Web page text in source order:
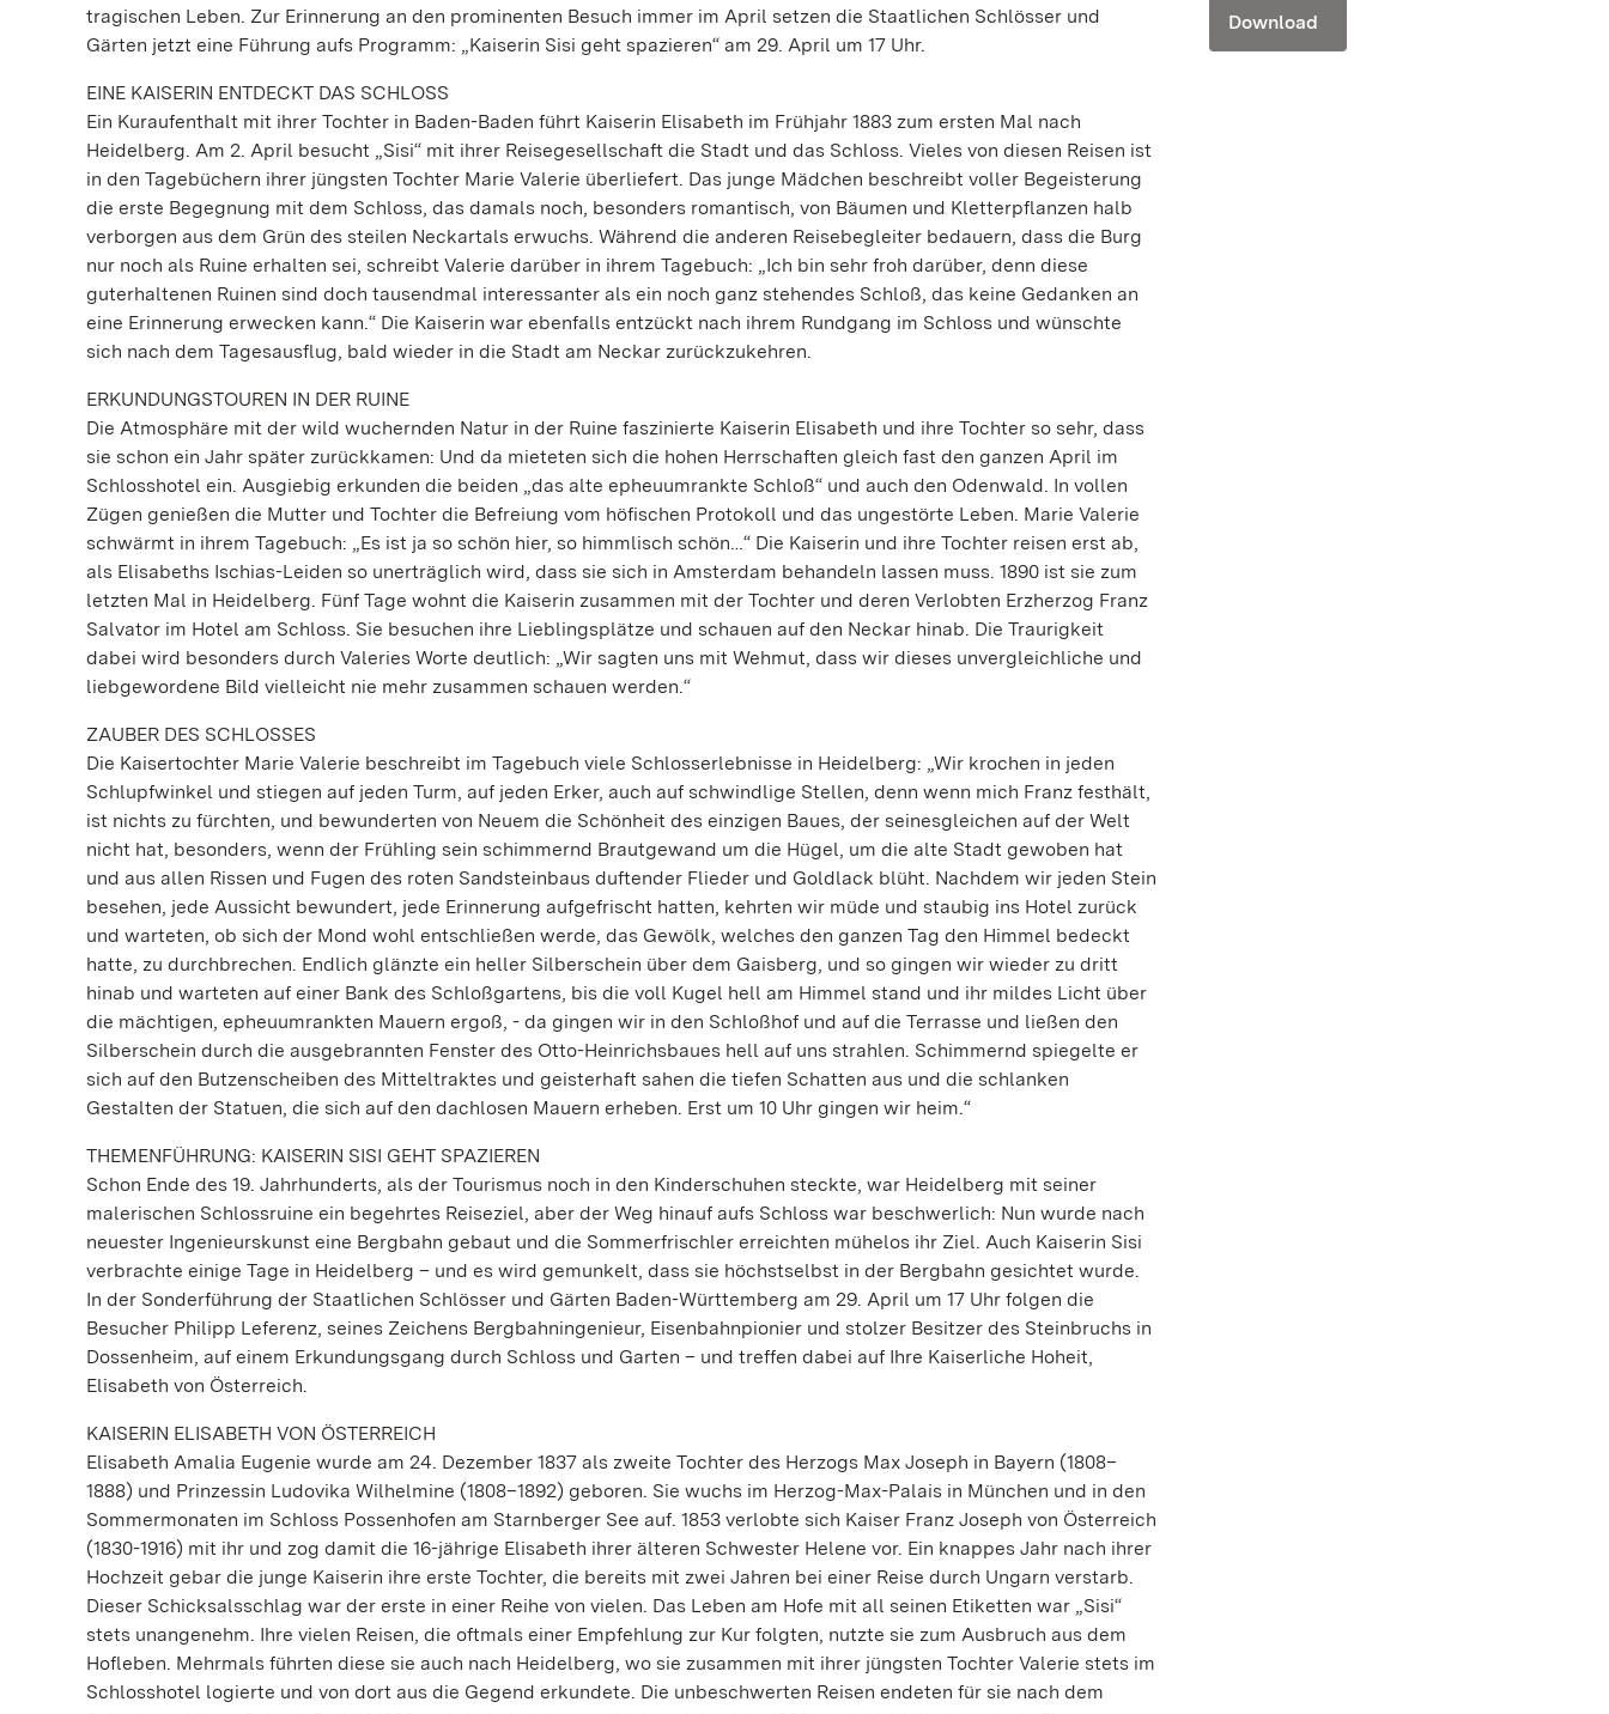
tragischen Leben. Zur Erinnerung an den prominenten Besuch immer im April setzen die Staatlichen Schlösser und
Gärten jetzt eine Führung aufs Programm: „Kaiserin Sisi geht spazieren“ am 29. April um 17 Uhr.
EINE KAISERIN ENTDECKT DAS SCHLOSS
Ein Kuraufenthalt mit ihrer Tochter in Baden-Baden führt Kaiserin Elisabeth im Frühjahr 1883 zum ersten Mal nach
Heidelberg. Am 2. April besucht „Sisi“ mit ihrer Reisegesellschaft die Stadt und das Schloss. Vieles von diesen Reisen ist
in den Tagebüchern ihrer jüngsten Tochter Marie Valerie überliefert. Das junge Mädchen beschreibt voller Begeisterung
die erste Begegnung mit dem Schloss, das damals noch, besonders romantisch, von Bäumen und Kletterpflanzen halb
verborgen aus dem Grün des steilen Neckartals erwuchs. Während die anderen Reisebegleiter bedauern, dass die Burg
nur noch als Ruine erhalten sei, schreibt Valerie darüber in ihrem Tagebuch: „Ich bin sehr froh darüber, denn diese
guterhaltenen Ruinen sind doch tausendmal interessanter als ein noch ganz stehendes Schloß, das keine Gedanken an
eine Erinnerung erwecken kann.“ Die Kaiserin war ebenfalls entzückt nach ihrem Rundgang im Schloss und wünschte
sich nach dem Tagesausflug, bald wieder in die Stadt am Neckar zurückzukehren.
ERKUNDUNGSTOUREN IN DER RUINE
Die Atmosphäre mit der wild wuchernden Natur in der Ruine faszinierte Kaiserin Elisabeth und ihre Tochter so sehr, dass
sie schon ein Jahr später zurückkamen: Und da mieteten sich die hohen Herrschaften gleich fast den ganzen April im
Schlosshotel ein. Ausgiebig erkunden die beiden „das alte epheuumrankte Schloß“ und auch den Odenwald. In vollen
Zügen genießen die Mutter und Tochter die Befreiung vom höfischen Protokoll und das ungestörte Leben. Marie Valerie
schwärmt in ihrem Tagebuch: „Es ist ja so schön hier, so himmlisch schön…“ Die Kaiserin und ihre Tochter reisen erst ab,
als Elisabeths Ischias-Leiden so unerträglich wird, dass sie sich in Amsterdam behandeln lassen muss. 1890 ist sie zum
letzten Mal in Heidelberg. Fünf Tage wohnt die Kaiserin zusammen mit der Tochter und deren Verlobten Erzherzog Franz
Salvator im Hotel am Schloss. Sie besuchen ihre Lieblingsplätze und schauen auf den Neckar hinab. Die Traurigkeit
dabei wird besonders durch Valeries Worte deutlich: „Wir sagten uns mit Wehmut, dass wir dieses unvergleichliche und
liebgewordene Bild vielleicht nie mehr zusammen schauen werden.“
ZAUBER DES SCHLOSSES
Die Kaisertochter Marie Valerie beschreibt im Tagebuch viele Schlosserlebnisse in Heidelberg: „Wir krochen in jeden
Schlupfwinkel und stiegen auf jeden Turm, auf jeden Erker, auch auf schwindlige Stellen, denn wenn mich Franz festhält,
ist nichts zu fürchten, und bewunderten von Neuem die Schönheit des einzigen Baues, der seinesgleichen auf der Welt
nicht hat, besonders, wenn der Frühling sein schimmernd Brautgewand um die Hügel, um die alte Stadt gewoben hat
und aus allen Rissen und Fugen des roten Sandsteinbaus duftender Flieder und Goldlack blüht. Nachdem wir jeden Stein
besehen, jede Aussicht bewundert, jede Erinnerung aufgefrischt hatten, kehrten wir müde und staubig ins Hotel zurück
und warteten, ob sich der Mond wohl entschließen werde, das Gewölk, welches den ganzen Tag den Himmel bedeckt
hatte, zu durchbrechen. Endlich glänzte ein heller Silberschein über dem Gaisberg, und so gingen wir wieder zu dritt
hinab und warteten auf einer Bank des Schloßgartens, bis die voll Kugel hell am Himmel stand und ihr mildes Licht über
die mächtigen, epheuumrankten Mauern ergoß, - da gingen wir in den Schloßhof und auf die Terrasse und ließen den
Silberschein durch die ausgebrannten Fenster des Otto-Heinrichsbaues hell auf uns strahlen. Schimmernd spiegelte er
sich auf den Butzenscheiben des Mitteltraktes und geisterhaft sahen die tiefen Schatten aus und die schlanken
Gestalten der Statuen, die sich auf den dachlosen Mauern erheben. Erst um 10 Uhr gingen wir heim.“
THEMENFÜHRUNG: KAISERIN SISI GEHT SPAZIEREN
Schon Ende des 19. Jahrhunderts, als der Tourismus noch in den Kinderschuhen steckte, war Heidelberg mit seiner
malerischen Schlossruine ein begehrtes Reiseziel, aber der Weg hinauf aufs Schloss war beschwerlich: Nun wurde nach
neuester Ingenieurskunst eine Bergbahn gebaut und die Sommerfrischler erreichten mühelos ihr Ziel. Auch Kaiserin Sisi
verbrachte einige Tage in Heidelberg – und es wird gemunkelt, dass sie höchstselbst in der Bergbahn gesichtet wurde.
In der Sonderführung der Staatlichen Schlösser und Gärten Baden-Württemberg am 29. April um 17 Uhr folgen die
Besucher Philipp Leferenz, seines Zeichens Bergbahningenieur, Eisenbahnpionier und stolzer Besitzer des Steinbruchs in
Dossenheim, auf einem Erkundungsgang durch Schloss und Garten – und treffen dabei auf Ihre Kaiserliche Hoheit,
Elisabeth von Österreich.
KAISERIN ELISABETH VON ÖSTERREICH
Elisabeth Amalia Eugenie wurde am 24. Dezember 1837 als zweite Tochter des Herzogs Max Joseph in Bayern (1808–
1888) und Prinzessin Ludovika Wilhelmine (1808–1892) geboren. Sie wuchs im Herzog-Max-Palais in München und in den
Sommermonaten im Schloss Possenhofen am Starnberger See auf. 1853 verlobte sich Kaiser Franz Joseph von Österreich
(1830-1916) mit ihr und zog damit die 16-jährige Elisabeth ihrer älteren Schwester Helene vor. Ein knappes Jahr nach ihrer
Hochzeit gebar die junge Kaiserin ihre erste Tochter, die bereits mit zwei Jahren bei einer Reise durch Ungarn verstarb.
Dieser Schicksalsschlag war der erste in einer Reihe von vielen. Das Leben am Hofe mit all seinen Etiketten war „Sisi“
stets unangenehm. Ihre vielen Reisen, die oftmals einer Empfehlung zur Kur folgten, nutzte sie zum Ausbruch aus dem
Hofleben. Mehrmals führten diese sie auch nach Heidelberg, wo sie zusammen mit ihrer jüngsten Tochter Valerie stets im
Schlosshotel logierte und von dort aus die Gegend erkundete. Die unbeschwerten Reisen endeten für sie nach dem
Download